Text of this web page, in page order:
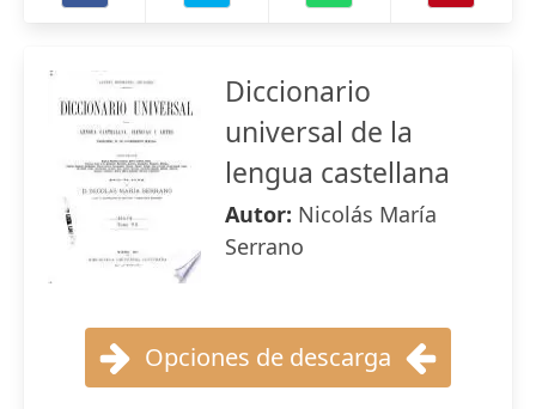
Diccionario
universal de la
lengua castellana
Autor: Nicolás María
Serrano
Opciones de descarga